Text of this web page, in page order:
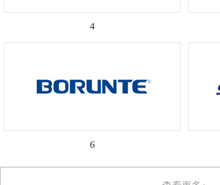
4
6